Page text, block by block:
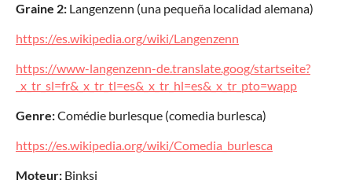
Graine 2: Langenzenn (una pequeña localidad alemana)
https://es.wikipedia.org/wiki/Langenzenn
https://www-langenzenn-de.translate.goog/startseite?
_x_tr_sl=fr&_x_tr_tl=es&_x_tr_hl=es&_x_tr_pto=wapp
Genre:Comédie burlesque (comedia burlesca)
https://es.wikipedia.org/wiki/Comedia_burlesca
Moteur: Binksi